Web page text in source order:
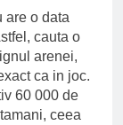
are o data
cauta o
arenei,
ca in joc.
60 000 de
ceea